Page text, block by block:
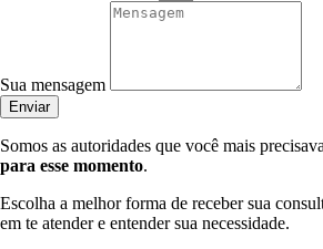
Sua mensagem
Enviar
Somos as autoridades que você mais
para esse momento.
Escolha a melhor forma de receber sua
em te atender e entender sua necessidade.